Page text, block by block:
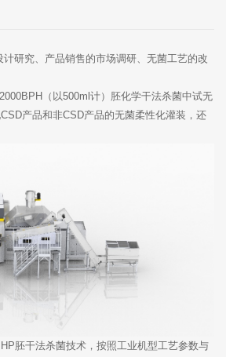
研究、产品销售的市场调研、无菌工艺的改
（以500ml计）胚化学干法杀菌中试无
产品和非CSD产品的无菌柔性化灌装，还
胚干法杀菌技术，按照工业机型工艺参数与